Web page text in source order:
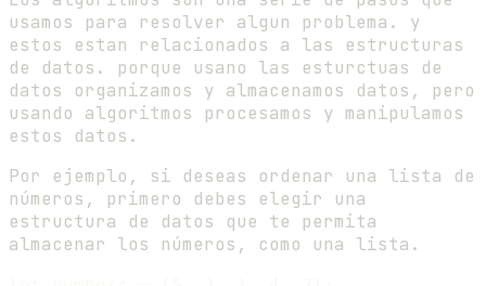
usamos para resolver algun problema. y
estos estan relacionados a las estructuras
de datos. porque usano las esturctuas de
datos organizamos y almacenamos datos, pero
usando algoritmos procesamos y manipulamos
estos datos.
Por ejemplo, si deseas ordenar una lista de
números, primero debes elegir una
estructura de datos que te permita
almacenar los números, como una lista.